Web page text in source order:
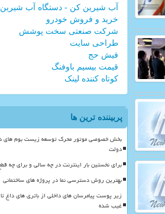
آب شیرین کن - دستگاه آب
خرید و فروش خودرو
شرکت صنعتی سخت پوشش
طراحی سایت
فیش حج
قیمت بیسیم باوفنگ
کوتاه کننده لینک
پربیننده ترین ها
بخش خصوصی موتور محرک توسعه زیست بوم های
دولت
برای نخستین بار اینترنت در چه سالی و برای چه
بهترین روش دسترسی نما در پروژه های ساختمانی
زیر پوست پیامرسان های داخلی از باتری های داغ
غیب شده